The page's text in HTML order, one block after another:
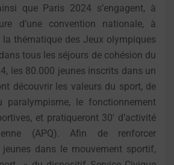
que Paris 2024 s’engagent, à
d’une convention nationale, à
la thématique des Jeux olympiques
tous les séjours de cohésion du
les 80.000 jeunes inscrits dans un
découvrir les valeurs du sport, de
paralympisme, le fonctionnement
et pratiqueront 30′ d’activité
(APQ). Afin de renforcer
jeunes dans le mouvement sportif,